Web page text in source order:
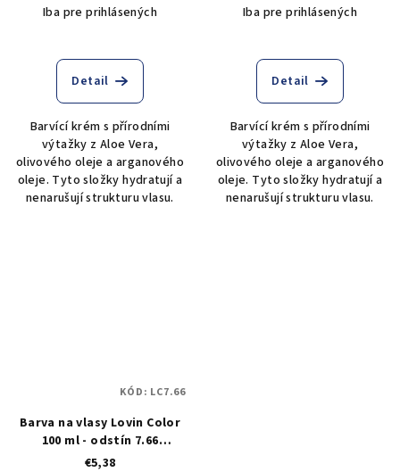
Iba pre prihlásených
Detail
Barvící krém s přírodními
výtažky z Aloe Vera,
olivového oleje a arganového
oleje. Tyto složky hydratují a
nenarušují strukturu vlasu.
Iba pre prihlásených
Detail
Barvící krém s přírodními
výtažky z Aloe Vera,
olivového oleje a arganového
oleje. Tyto složky hydratují a
nenarušují strukturu vlasu.
Barva na vlasy Lovin Color
100 ml - odstín 7.66
intenzivní červená blond
€5,38
KÓD: LC7.66